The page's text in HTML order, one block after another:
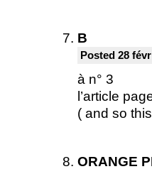
B
Posted 28
à n° 3
l’article
( and so
ORANGE